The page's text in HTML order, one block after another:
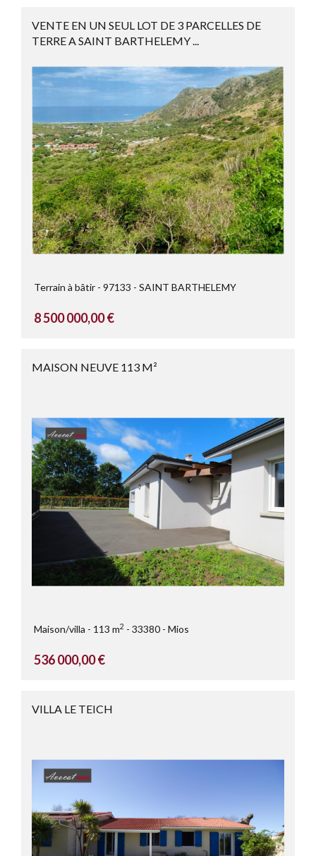
VENTE EN UN SEUL LOT DE 3 PARCELLES DE
TERRE A SAINT BARTHELEMY ...
Terrain à bâtir 97133 SAINT BARTHELEMY
8 500 000,00 €
MAISON NEUVE 113 M²
Maison/villa 113 m2 33380 Mios
536 000,00 €
VILLA LE TEICH